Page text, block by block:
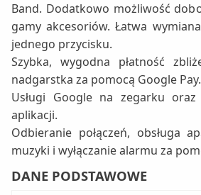
Band. Dodatkowo możliwość
gamy akcesoriów. Łatwa
jednego przycisku.
Szybka, wygodna płatność
nadgarstka za pomocą Google Pay.
Usługi Google na zegarku
aplikacji.
Odbieranie połączeń, obsługa
muzyki i wyłączanie alarmu za
DANE PODSTAWOWE